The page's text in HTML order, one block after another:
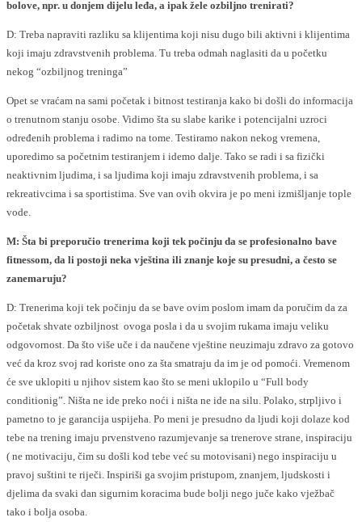
bolove, npr. u donjem dijelu leđa, a ipak žele ozbiljno trenirati?
D: Treba napraviti razliku sa klijentima koji nisu dugo bili aktivni i klijentima
koji imaju zdravstvenih problema. Tu treba odmah naglasiti da u početku
nekog “ozbiljnog treninga”
Opet se vraćam na sami početak i bitnost testiranja kako bi došli do informacija
o trenutnom stanju osobe. Vidimo šta su slabe karike i potencijalni uzroci
određenih problema i radimo na tome. Testiramo nakon nekog vremena,
uporedimo sa početnim testiranjem i idemo dalje. Tako se radi i sa fizički
neaktivnim ljudima, i sa ljudima koji imaju zdravstvenih problema, i sa
rekreativcima i sa sportistima. Sve van ovih okvira je po meni izmišljanje tople
vode.
M: Šta bi preporučio trenerima koji tek počinju da se profesionalno bave
fitnessom, da li postoji neka vještina ili znanje koje su presudni, a često se
zanemaruju?
D: Trenerima koji tek počinju da se bave ovim poslom imam da poručim da za
početak shvate ozbiljnost ovoga posla i da u svojim rukama imaju veliku
odgovornost. Da što više uče i da naučene vještine neuzimaju zdravo za gotovo
već da kroz svoj rad koriste ono za šta smatraju da im je od pomoći. Vremenom
će sve uklopiti u njihov sistem kao što se meni uklopilo u “Full body
conditionig”. Ništa ne ide preko noći i ništa ne ide na silu. Polako, strpljivo i
pametno to je garancija uspijeha. Po meni je presudno da ljudi koji dolaze kod
tebe na trening imaju prvenstveno razumjevanje sa trenerove strane, inspiraciju
( ne motivaciju, čim su došli kod tebe već su motovisani) nego inspiraciju u
pravoj suštini te riječi. Inspiriši ga svojim pristupom, znanjem, ljudskosti i
djelima da svaki dan sigurnim koracima bude bolji nego juče kako vježbač
tako i bolja osoba.